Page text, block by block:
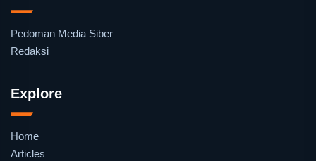
Pedoman Media Siber
Redaksi
Explore
Home
Articles